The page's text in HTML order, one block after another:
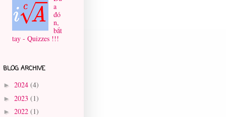
a
đó
n,
bắt
tay - Quizzes !!!
BLOG ARCHIVE
► 2024 (4)
► 2023 (1)
► 2022 (1)